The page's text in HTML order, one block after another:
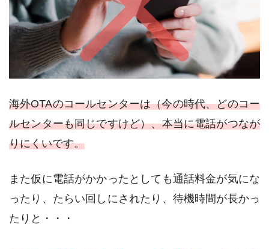
海外OTAのコールセンターは（今の時代、どのコー
ルセンターも同じですけど）、本当に電話がつなが
りにくいです。
また仮に電話がかかったとしても通話料金が気にな
ったり、たらい回しにされたり、待機時間が長かっ
たりと・・・